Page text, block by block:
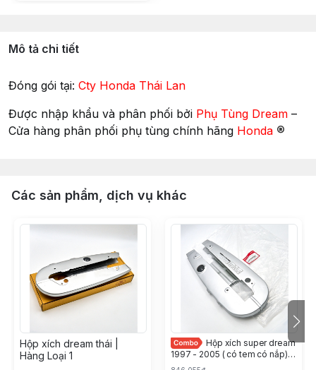
Mô tả chi tiết
Đóng gói tại: Cty Honda Thái Lan
Được nhập khẩu và phân phối bởi Phụ Tùng Dream –
Cửa hàng phân phối phụ tùng chính hãng Honda ®
Các sản phẩm, dịch vụ khác
Hộp xích dream thái |
Hàng Loại 1
Hộp xích super dream
1997 - 2005 ( có tem có nắp) |
Honda Việt Nam